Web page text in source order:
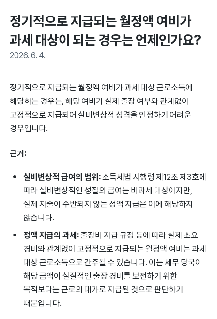
정기적으로 지급되는 월정액 여비가
과세 대상이 되는 경우는 언제인가요?
2026. 6. 4.
정기적으로 지급되는 월정액 여비가 과세 대상 근로소득에
해당하는 경우는, 해당 여비가 실제 출장 여부와 관계없이
고정적으로 지급되어 실비변상적 성격을 인정하기 어려운
경우입니다.
근거:
실비변상적 급여의 범위:소득세법 시행령 제12조 제3호에
따라 실비변상적인 성질의 급여는 비과세 대상이지만,
실제 지출이 수반되지 않는 정액 지급은 이에 해당하지
않습니다.
정액 지급의 과세:출장비 지급 규정 등에 따라 실제 소요
경비와 관계없이 고정적으로 지급되는 월정액 여비는 과세
대상 근로소득으로 간주될 수 있습니다. 이는 세무 당국이
해당 금액이 실질적인 출장 경비를 보전하기 위한
목적보다는 근로의 대가로 지급된 것으로 판단하기
때문입니다.